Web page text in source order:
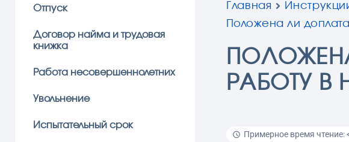
Отпуск
Договор найма и трудовая
книжка
Работа несовершеннолетних
Увольнение
Испытательный срок
Главная
Положена ли
РАБОТУ В
Примерное время чтение: